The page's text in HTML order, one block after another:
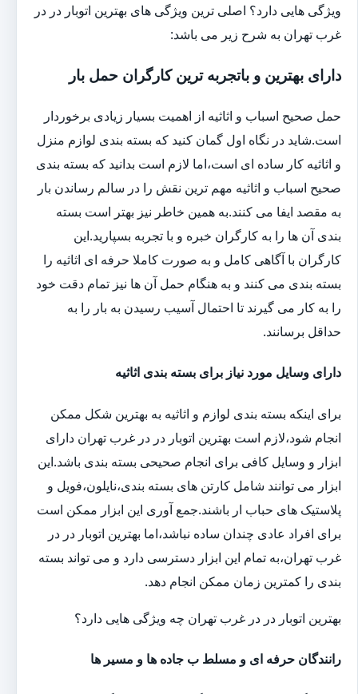
ویژگی هایی دارد؟ اصلی ترین ویژگی های بهترین اتوبار در در
غرب تهران به شرح زیر می باشد:
دارای بهترین و باتجربه ترین کارگران حمل بار
حمل صحیح اسباب و اثاثیه از اهمیت بسیار زیادی برخوردار
است.شاید در نگاه اول گمان کنید که بسته بندی لوازم منزل
و اثاثیه کار ساده ای است،اما لازم است بدانید که بسته بندی
صحیح اسباب و اثاثیه مهم ترین نقش را در سالم رساندن بار
به مقصد ایفا می کنند.به همین خاطر نیز بهتر است بسته
بندی آن ها را به کارگران خبره و با تجربه بسپارید.این
کارگران با آگاهی کامل و به صورت کاملا حرفه ای اثاثیه را
بسته بندی می کنند و به هنگام حمل آن ها نیز تمام دقت خود
را به کار می گیرند تا احتمال آسیب رسیدن به بار را به
حداقل برسانند.
دارای وسایل مورد نیاز برای بسته بندی اثاثیه
برای اینکه بسته بندی لوازم و اثاثیه به بهترین شکل ممکن
انجام شود،لازم است بهترین اتوبار در در غرب تهران دارای
ابزار و وسایل کافی برای انجام صحیحی بسته بندی باشد.این
ابزار می توانند شامل کارتن های بسته بندی،نایلون،فویل و
پلاستیک های حباب ار باشند.جمع آوری این ابزار ممکن است
برای افراد عادی چندان ساده نباشد،اما بهترین اتوبار در در
غرب تهران،به تمام این ابزار دسترسی دارد و می تواند بسته
بندی را کمترین زمان ممکن انجام دهد.
بهترین اتوبار در در غرب تهران چه ویژگی هایی دارد؟
رانندگان حرفه ای و مسلط ب جاده ها و مسیر ها